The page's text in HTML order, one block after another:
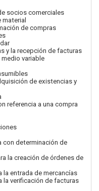
socios comerciales
de compras
y la recepción de facturas
variable
de existencias y
referencia a una compra
con determinación de
la creación de órdenes de
la entrada de mercancías
la verificación de facturas